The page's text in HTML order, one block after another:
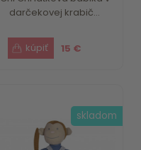
darčekovej krabič...
15 €
skladom